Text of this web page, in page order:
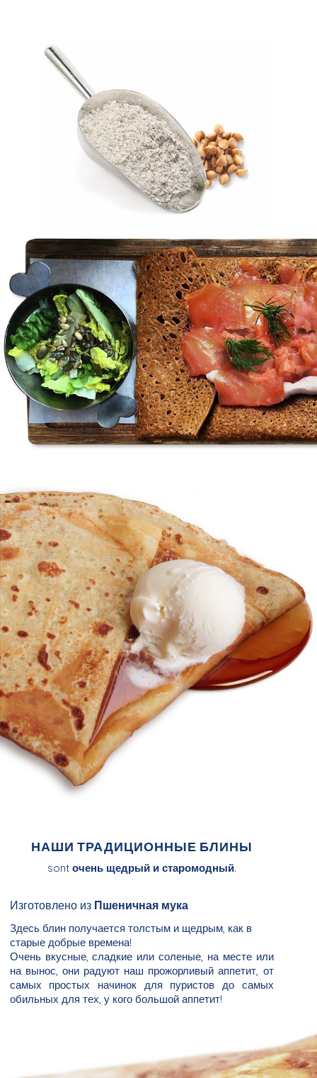
НАШИ ТРАДИЦИОННЫЕ БЛИНЫ
sont очень щедрый и старомодный.
Изготовлено из Пшеничная мука
Здесь блин получается толстым и щедрым, как в
старые добрые времена!
Очень вкусные, сладкие или соленые, на месте или
на вынос, они радуют наш прожорливый аппетит, от
самых простых начинок для пуристов до самых
обильных для тех, у кого большой аппетит!